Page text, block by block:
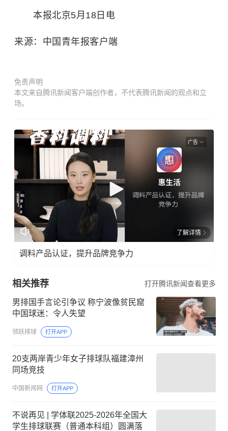
本报北京5月18日电
来源：中国青年报客户端
免责声明
本文来自腾讯新闻客户端创作者，不代表腾讯新闻的观点和立
场。
广告
了解详情
调料产品认证，提升品牌竞争力
相关推荐 打开腾讯新闻查看更多
男排国手言论引争议 称宁波像贫民窟
中国球迷：令人失望
领跃排球 打开APP
20支两岸青少年女子排球队福建漳州
同场竞技
中国新闻网 打开APP
不说再见 | 学体联2025-2026年全国大
学生排球联赛（普通本科组）圆满落